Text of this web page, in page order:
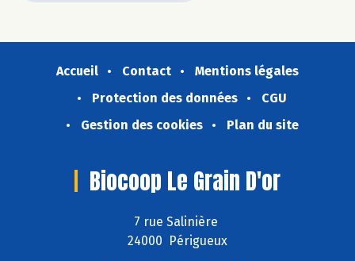
Accueil Contact
Mentions légales
Protection des données
CGU
Gestion des cookies
Plan du site
Biocoop Le Grain D'or
7 rue Salinière
24000 Périgueux